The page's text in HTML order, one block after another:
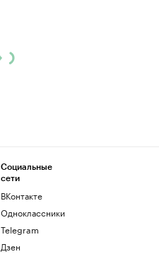
Социальные
сети
ВКонтакте
Одноклассники
Telegram
Дзен